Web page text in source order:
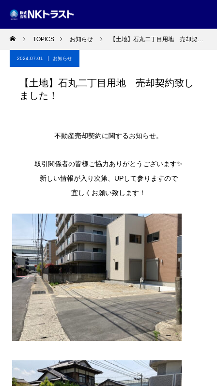
TOPICS お知らせ 【土地】石丸二丁目用地 売却契約致しました！
2024.07.01 お知らせ
【土地】石丸二丁目用地 売却契約致し
ました！
不動産売却契約に関するお知らせ。
取引関係者の皆様ご協力ありがとうございます✨
新しい情報が入り次第、UPして参りますので
宜しくお願い致します！